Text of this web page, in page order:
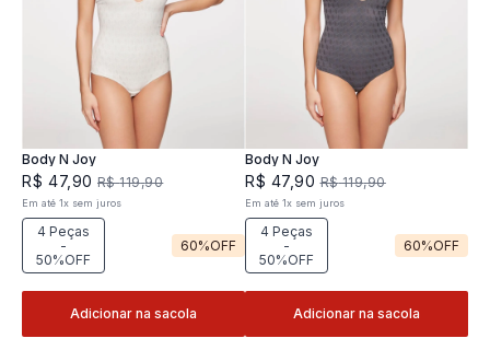
Body N Joy
R$ 47,90 R$ 119,90
Em até1x sem juros
4 Peças
-
50%OFF
60%OFF
Adicionar na sacola
Body N Joy
R$ 47,90 R$ 119,90
Em até 1x sem juros
4 Peças
-
50%OFF
60%OFF
Adicionar na sacola